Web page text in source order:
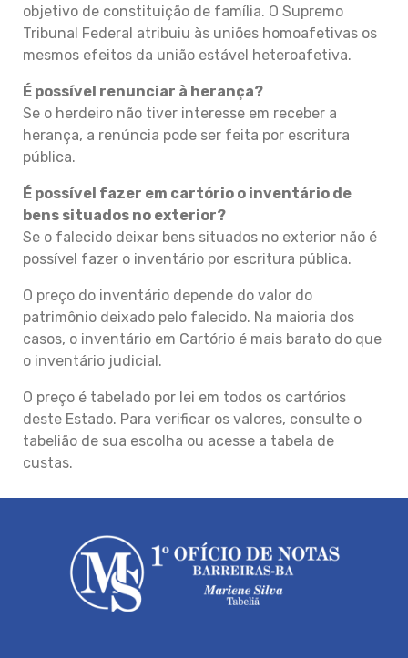
objetivo de constituição de família. O Supremo
Tribunal Federal atribuiu às uniões homoafetivas os
mesmos efeitos da união estável heteroafetiva.
É possível renunciar à herança?
Se o herdeiro não tiver interesse em receber a
herança, a renúncia pode ser feita por escritura
pública.
É possível fazer em cartório o inventário de
bens situados no exterior?
Se o falecido deixar bens situados no exterior não é
possível fazer o inventário por escritura pública.
O preço do inventário depende do valor do
patrimônio deixado pelo falecido. Na maioria dos
casos, o inventário em Cartório é mais barato do que
o inventário judicial.
O preço é tabelado por lei em todos os cartórios
deste Estado. Para verificar os valores, consulte o
tabelião de sua escolha ou acesse a tabela de
custas.